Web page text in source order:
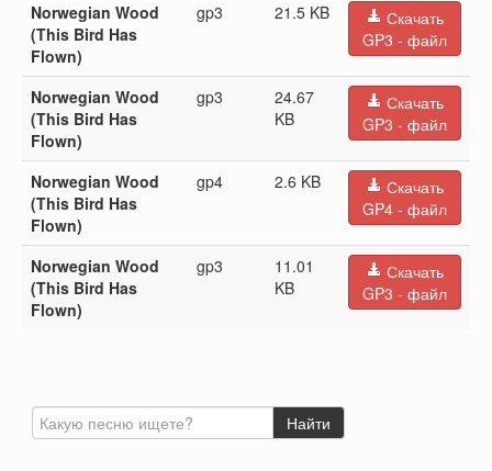
Norwegian Wood
(This Bird Has
Flown)
gp3 21.5 KB
Скачать
GP3 - файл
Norwegian Wood
(This Bird Has
Flown)
gp3
24.67
KB
Скачать
GP3 - файл
Norwegian Wood
(This Bird Has
Flown)
gp4 2.6 KB
Скачать
GP4 - файл
Norwegian Wood
(This Bird Has
Flown)
gp3
11.01
KB
Скачать
GP3 - файл